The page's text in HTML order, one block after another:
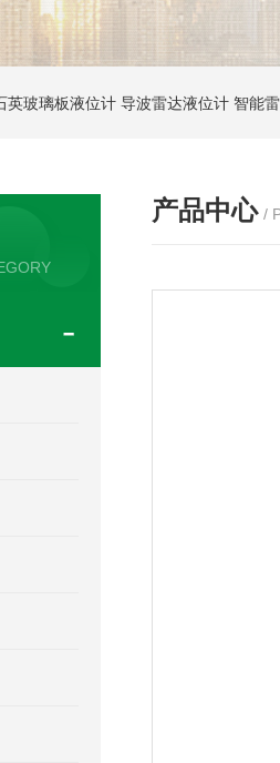
英玻璃板液位计 导波雷达液位计 智能
产品中心 /